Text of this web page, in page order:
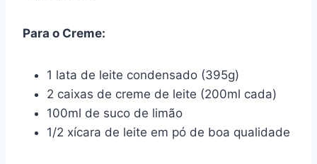
Para o Creme:
1 lata de leite condensado (395g)
2 caixas de creme de leite (200ml cada)
100ml de suco de limão
1/2 xícara de leite em pó de boa qualidade